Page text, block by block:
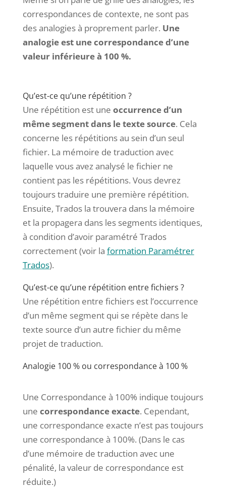
correspondances de contexte, ne sont pas
des analogies à proprement parler. Une
analogie est une correspondance d’une
valeur inférieure à 100 %.
Qu’est-ce qu’une répétition ?
Une répétition est une occurrence d’un
même segment dans le texte source. Cela
concerne les répétitions au sein d’un seul
fichier. La mémoire de traduction avec
laquelle vous avez analysé le fichier ne
contient pas les répétitions. Vous devrez
toujours traduire une première répétition.
Ensuite, Trados la trouvera dans la mémoire
et la propagera dans les segments identiques,
à condition d’avoir paramétré Trados
correctement (voir la formation Paramétrer
Trados).
Qu’est-ce qu’une répétition entre fichiers ?
Une répétition entre fichiers est l’occurrence
d’un même segment qui se répète dans le
texte source d’un autre fichier du même
projet de traduction.
Analogie 100 % ou correspondance à 100 %
Une Correspondance à 100% indique toujours
une correspondance exacte. Cependant,
une correspondance exacte n’est pas toujours
une correspondance à 100%. (Dans le cas
d’une mémoire de traduction avec une
pénalité, la valeur de correspondance est
réduite.)